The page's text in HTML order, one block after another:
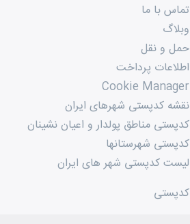
تماس با ما
وبلاگ
حمل و نقل
اطلاعات پرداخت
Cookie Manager
نقشه کدپستی شهرهای ایران
کدپستی مناطق پولدار و اعیان نشینان
کدپستی شهرستانها
لیست کدپستی شهر های ایران
کدپستی